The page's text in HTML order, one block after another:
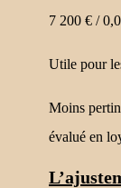
7 200 € /
Utile pour
Moins
évalué en